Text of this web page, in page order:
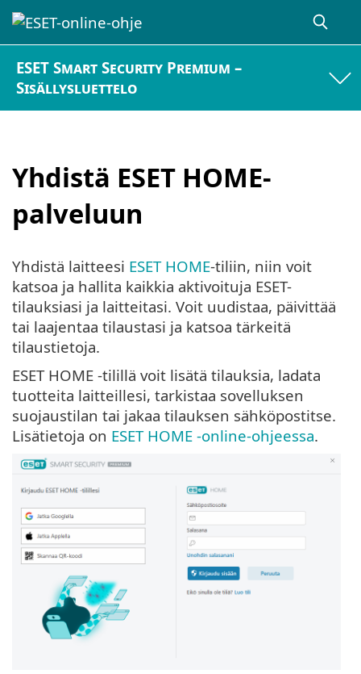
ESET Smart Security Premium –
Sisällysluettelo
Yhdistä ESET HOME-
palveluun
Yhdistä laitteesi ESET HOME-tiliin, niin voit
katsoa ja hallita kaikkia aktivoituja ESET-
tilauksiasi ja laitteitasi. Voit uudistaa, päivittää
tai laajentaa tilaustasi ja katsoa tärkeitä
tilaustietoja.
ESET HOME -tilillä voit lisätä tilauksia, ladata
tuotteita laitteillesi, tarkistaa sovelluksen
suojaustilan tai jakaa tilauksen sähköpostitse.
Lisätietoja on ESET HOME -online-ohjeessa.